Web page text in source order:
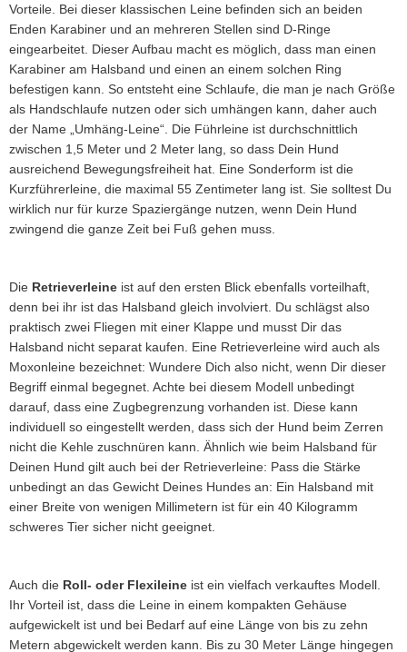
Vorteile. Bei dieser klassischen Leine befinden sich an beiden
Enden Karabiner und an mehreren Stellen sind D-Ringe
eingearbeitet. Dieser Aufbau macht es möglich, dass man einen
Karabiner am Halsband und einen an einem solchen Ring
befestigen kann. So entsteht eine Schlaufe, die man je nach Größe
als Handschlaufe nutzen oder sich umhängen kann, daher auch
der Name „Umhäng-Leine“. Die Führleine ist durchschnittlich
zwischen 1,5 Meter und 2 Meter lang, so dass Dein Hund
ausreichend Bewegungsfreiheit hat. Eine Sonderform ist die
Kurzführerleine, die maximal 55 Zentimeter lang ist. Sie solltest Du
wirklich nur für kurze Spaziergänge nutzen, wenn Dein Hund
zwingend die ganze Zeit bei Fuß gehen muss.
Die Retrieverleine ist auf den ersten Blick ebenfalls vorteilhaft,
denn bei ihr ist das Halsband gleich involviert. Du schlägst also
praktisch zwei Fliegen mit einer Klappe und musst Dir das
Halsband nicht separat kaufen. Eine Retrieverleine wird auch als
Moxonleine bezeichnet: Wundere Dich also nicht, wenn Dir dieser
Begriff einmal begegnet. Achte bei diesem Modell unbedingt
darauf, dass eine Zugbegrenzung vorhanden ist. Diese kann
individuell so eingestellt werden, dass sich der Hund beim Zerren
nicht die Kehle zuschnüren kann. Ähnlich wie beim Halsband für
Deinen Hund gilt auch bei der Retrieverleine: Pass die Stärke
unbedingt an das Gewicht Deines Hundes an: Ein Halsband mit
einer Breite von wenigen Millimetern ist für ein 40 Kilogramm
schweres Tier sicher nicht geeignet.
Auch die Roll- oder Flexileine ist ein vielfach verkauftes Modell.
Ihr Vorteil ist, dass die Leine in einem kompakten Gehäuse
aufgewickelt ist und bei Bedarf auf eine Länge von bis zu zehn
Metern abgewickelt werden kann. Bis zu 30 Meter Länge hingegen